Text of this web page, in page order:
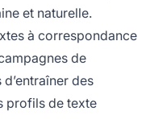
et naturelle.
à correspondance
de
des
profils de texte